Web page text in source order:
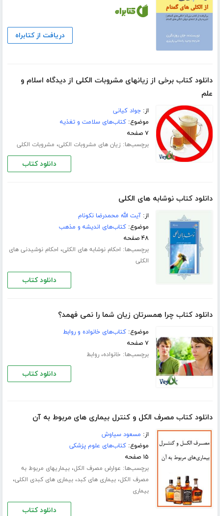
دریافت از کتابراه
دانلود کتاب برخی از زیانهای مشروبات الکلی از دیدگاه اسلام و
علم
از:جواد کیانی
موضوع:کتاب‌های سلامت و تغذیه
۷ صفحه
برچسب‌ها: زیان های مشروبات الکلی، مشروبات الکلی
دانلود کتاب
دانلود کتاب نوشابه های الکلی
از:آیت الله محمدرضا نکونام
موضوع:کتاب‌های اندیشه و مذهب
۴۸ صفحه
برچسب‌ها: احکام نوشابه های الکلی، احکام نوشیدنی های
الکلی
دانلود کتاب
دانلود کتاب چرا همسرتان زیان شما را نمی فهمد؟
موضوع:کتاب‌های خانواده و روابط
۷ صفحه
برچسب‌ها: خانواده،روابط
دانلود کتاب
دانلود کتاب مصرف الکل و کنترل بیماری های مربوط به آن
از: مسعود سیاوش
موضوع:کتاب‌های علوم پزشکی
۱۵ صفحه
برچسب‌ها: عوارض مصرف الکل،بیماریهای مربوط به
مصرف الکل،بیماری های کبد،بیماری های کبدی الکلی،
بیماری
دانلود کتاب